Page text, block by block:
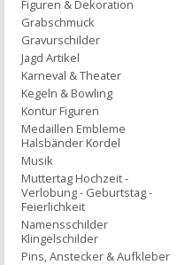
Figuren & Dekoration
Grabschmuck
Gravurschilder
Jagd Artikel
Karneval & Theater
Kegeln & Bowling
Kontur Figuren
Medaillen Embleme
Halsbänder Kordel
Musik
Muttertag Hochzeit -
Verlobung - Geburtstag -
Feierlichkeit
Namensschilder
Klingelschilder
Pins, Anstecker & Aufkleber